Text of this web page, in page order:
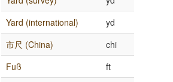
Yard (international)
yd
市尺 (China)
chi
Fuß
ft